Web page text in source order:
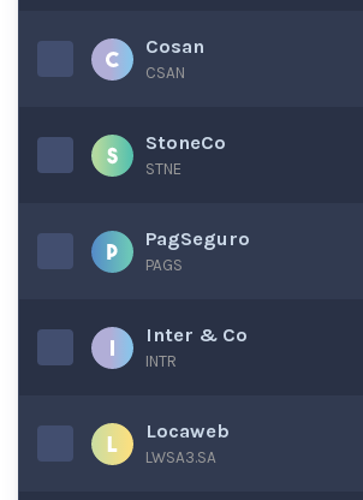
Cosan
CSAN
StoneCo
STNE
PagSeguro
PAGS
Inter & Co
INTR
Locaweb
LWSA3.SA